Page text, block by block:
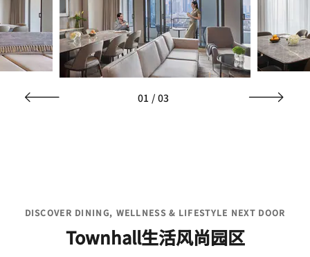
01 / 03
DISCOVER DINING, WELLNESS & LIFESTYLE NEXT DOOR
Townhall生活风尚园区